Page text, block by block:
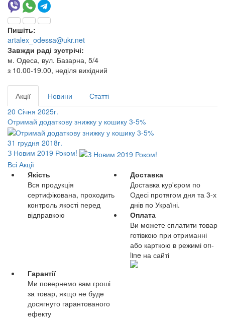
Пишіть:
artalex_odessa@ukr.net
Завжди раді зустрічі:
м. Одеса, вул. Базарна, 5/4
з 10.00-19.00, неділя вихідний
Акції Новини
Статті
20 Січня 2025г.
Отримай додаткову знижку у кошику 3-5%
31 грудня 2018г.
З Новим 2019 Роком!
Всі Акції
Якість
Вся продукція
сертифікована, проходить
контроль якості перед
відправкою
Доставка
Доставка кур'єром по
Одесі протягом дня та 3-х
днів по Україні.
Оплата
Ви можете сплатити товар
готівкою при отриманні
або карткою в режимі on-
line на сайті
Гарантії
Ми повернемо вам гроші
за товар, якщо не буде
досягнуто гарантованого
ефекту